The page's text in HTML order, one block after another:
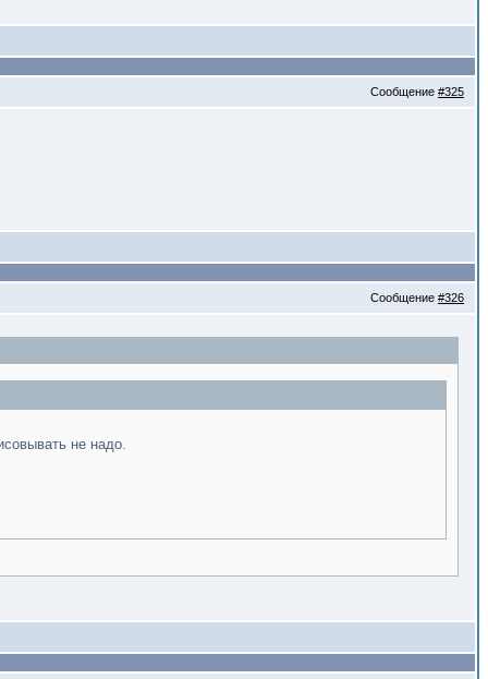
Сообщение #325
Сообщение #326
не надо.